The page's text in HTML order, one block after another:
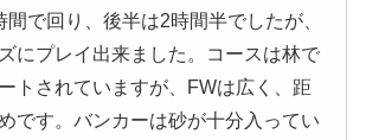
間で回り、後半は2時間半でしたが、
にプレイ出来ました。コースは林で
トされていますが、FWは広く、距
です。バンカーは砂が十分入ってい